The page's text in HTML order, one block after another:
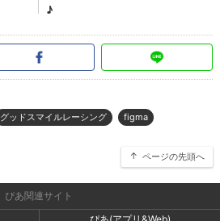
グッドスマイルレーシング figma
ページの先頭へ
ぴあ関連サイト